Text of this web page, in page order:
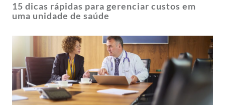
15 dicas rápidas para gerenciar custos em
uma unidade de saúde